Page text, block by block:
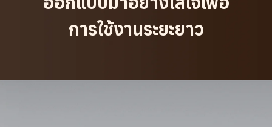
การใช้งานระยะยาว